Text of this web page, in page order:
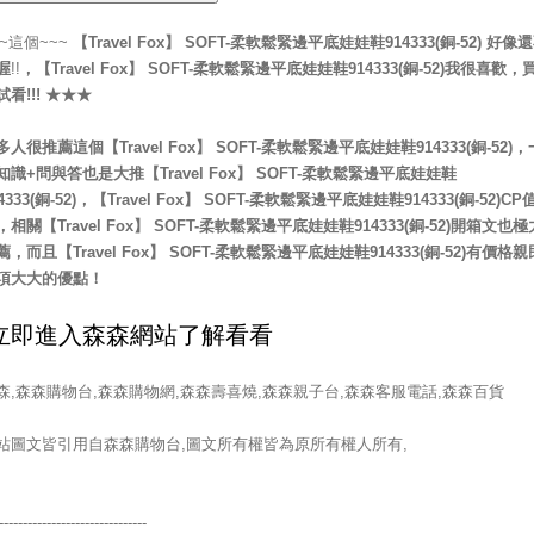
這個~~~ 【Travel Fox】 SOFT-柔軟鬆緊邊平底娃娃鞋914333(銅-52) 好像
!! ， 【Travel Fox】 SOFT-柔軟鬆緊邊平底娃娃鞋914333(銅-52)我很喜歡，
看!!! ★★★
人很推薦這個【Travel Fox】 SOFT-柔軟鬆緊邊平底娃娃鞋914333(銅-52)，
識+問與答也是大推【Travel Fox】 SOFT-柔軟鬆緊邊平底娃娃鞋
銅-52)，【Travel Fox】 SOFT-柔軟鬆緊邊平底娃娃鞋914333(銅-52)CP
相關【Travel Fox】 SOFT-柔軟鬆緊邊平底娃娃鞋914333(銅-52)開箱文也極
，而且【Travel Fox】 SOFT-柔軟鬆緊邊平底娃娃鞋914333(銅-52)有價格親
大大的優點！
,森森購物台,森森購物網,森森壽喜燒,森森親子台,森森客服電話,森森百貨
圖文皆引用自森森購物台,圖文所有權皆為原所有權人所有,